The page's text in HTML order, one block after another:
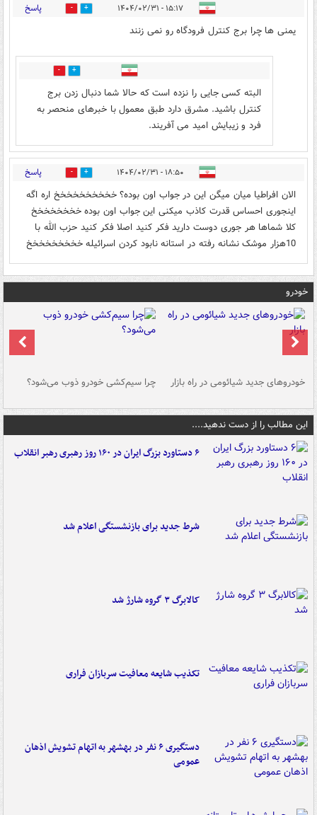
۱۵:۱۷ - ۱۴۰۴/۰۲/۳۱ 0 پاسخ
یمنی ها چرا برج کنترل فرودگاه رو نمی زنند
0
البته کسی جایی را نزده است که حالا شما دنبال زدن برج
کنترل باشید. مشرق دارد طبق معمول با خبرهای منحصر به
فرد و زیبایش امید می آفریند.
۱۸:۵۰ - ۱۴۰۴/۰۲/۳۱ 1 پاسخ
الان افراطیا میان میگن این در جواب اون بوده؟ خخخخخخخخخخ اره اگه
اینجوری احساس قدرت کاذب میکنی این جواب اون بوده خخخخخخخخ
کلا شماها هر جوری دوست دارید فکر کنید اصلا فکر کنید حزب الله با
10هزار موشک نشانه رفته در استانه نابود کردن اسرائیله خخخخخخخخخ
خودرو
خودروهای جدید شیائومی در راه بازار چرا سیم‌کشی خودرو ذوب می‌شود؟
این مطالب را از دست ندهید....
۶ دستاورد بزرگ ایران در ۱۶۰ روز رهبری رهبر انقلاب
شرط جدید برای بازنشستگی اعلام شد
کالابرگ ۳ گروه شارژ شد
تکذیب شایعه معافیت سربازان فراری
دستگیری ۶ نفر در بهشهر به اتهام تشویش اذهان
عمومی